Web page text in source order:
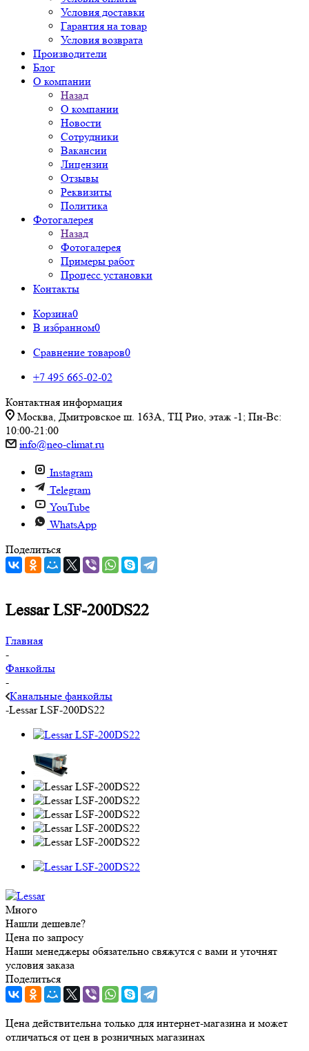
Условия доставки
Гарантия на товар
Условия возврата
Производители
Блог
О компании
Назад
О компании
Новости
Сотрудники
Вакансии
Лицензии
Отзывы
Реквизиты
Политика
Фотогалерея
Назад
Фотогалерея
Примеры работ
Процесс установки
Контакты
Корзина0
В избранном0
Сравнение товаров0
+7 495 665-02-02
Контактная информация
Москва, Дмитровское ш. 163А, ТЦ Рио, этаж -1; Пн-Вс:
10:00-21:00
info@neo-climat.ru
Instagram
Telegram
YouTube
WhatsApp
Поделиться
Lessar LSF-200DS22
Главная
-
Фанкойлы
-
Канальные фанкойлы
-Lessar LSF-200DS22
Много
Нашли дешевле?
Цена по запросу
Наши менеджеры обязательно свяжутся с вами и уточнят
условия заказа
Поделиться
Цена действительна только для интернет-магазина и может
отличаться от цен в розничных магазинах